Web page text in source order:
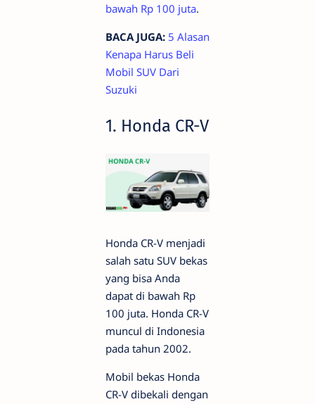
bawah Rp 100 juta.
BACA JUGA: 5 Alasan
Kenapa Harus Beli
Mobil SUV Dari
Suzuki
1. Honda CR-V
Honda CR-V menjadi
salah satu SUV bekas
yang bisa Anda
dapat di bawah Rp
100 juta. Honda CR-V
muncul di Indonesia
pada tahun 2002.
Mobil bekas Honda
CR-V dibekali dengan